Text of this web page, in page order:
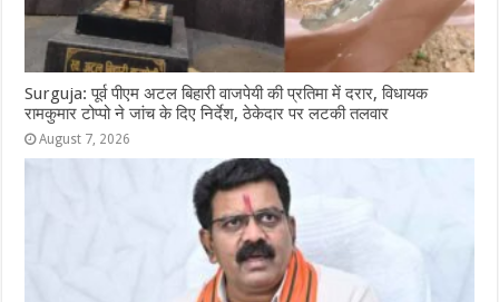
Surguja: पूर्व पीएम अटल बिहारी वाजपेयी की प्रतिमा में दरार, विधायक
रामकुमार टोप्पो ने जांच के दिए निर्देश, ठेकेदार पर लटकी तलवार
August 7, 2026